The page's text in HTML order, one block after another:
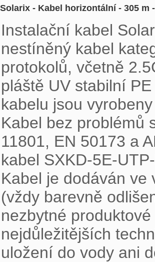
Solarix - Kabel horizontální - 305 m
Instalační kabel
nestíněný kabel
protokolů, včetně
pláště UV stabilní
kabelu jsou
Kabel bez problémů
11801, EN 50173 a
kabel SXKD-5E-
Kabel je dodáván ve
(vždy barevně
nezbytné
nejdůležitějších
uložení do vody ani